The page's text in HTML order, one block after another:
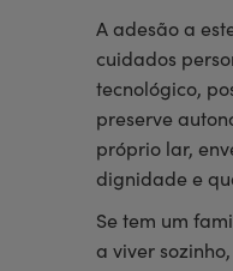
A adesão a
cuidados
tecnológico,
preserve
próprio lar,
dignidade e
Se tem um
a viver